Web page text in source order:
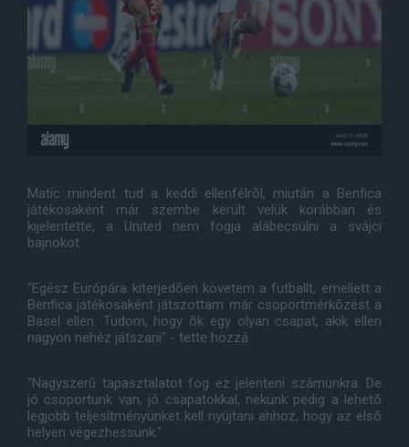
Matic mindent tud a keddi ellenfélrõl, miután a Benfica
játékosaként már szembe került velük korábban és
kijelentette, a United nem fogja alábecsülni a svájci
bajnokot.
"Egész Európára kiterjedõen követem a futballt, emellett a
Benfica játékosaként játszottam már csoportmérkõzést a
Basel ellen. Tudom, hogy õk egy olyan csapat, akik ellen
nagyon nehéz játszani" - tette hozzá.
"Nagyszerû tapasztalatot fog ez jelenteni számunkra. De
jó csoportunk van, jó csapatokkal, nekünk pedig a lehetõ
legjobb teljesítményünket kell nyújtani ahhoz, hogy az elsõ
helyen végezhessünk."